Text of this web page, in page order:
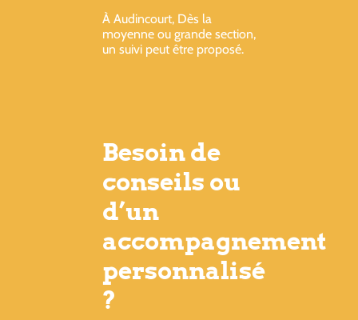
À Audincourt, Dès la
moyenne ou grande section,
un suivi peut être proposé.
Besoin de
conseils ou
d’un
accompagnement
personnalisé
?